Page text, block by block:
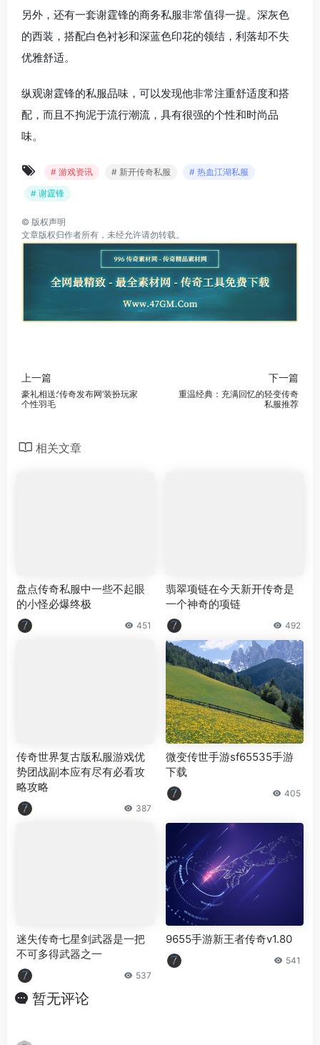
另外，还有一套谢霆锋的商务私服非常值得一提。深灰色
的西装，搭配白色衬衫和深蓝色印花的领结，利落却不失
优雅舒适。
纵观谢霆锋的私服品味，可以发现他非常注重舒适度和搭
配，而且不拘泥于流行潮流，具有很强的个性和时尚品
味。
# 游戏资讯 # 新开传奇私服
# 热血江湖私服
# 谢霆锋
© 版权声明
文章版权归作者所有，未经允许请勿转载。
上一篇
豪礼相送:‘传奇发布网’装扮玩家
个性羽毛
下一篇
重温经典：充满回忆的轻变传奇
私服推荐
相关文章
盘点传奇私服中一些不起眼
的小怪必爆终极
451
翡翠项链在今天新开传奇是
一个神奇的项链
492
传奇世界复古版私服游戏优
势团战副本应有尽有必看攻
略攻略
387
微变传世手游sf65535手游
下载
405
迷失传奇七星剑武器是一把
不可多得武器之一
537
9655手游新王者传奇v1.80
541
暂无评论